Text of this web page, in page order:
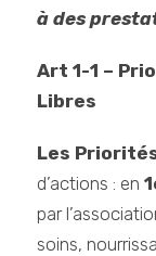
à des
Art 1-1 –
Libres
Les
d’actions : en
par
soins,